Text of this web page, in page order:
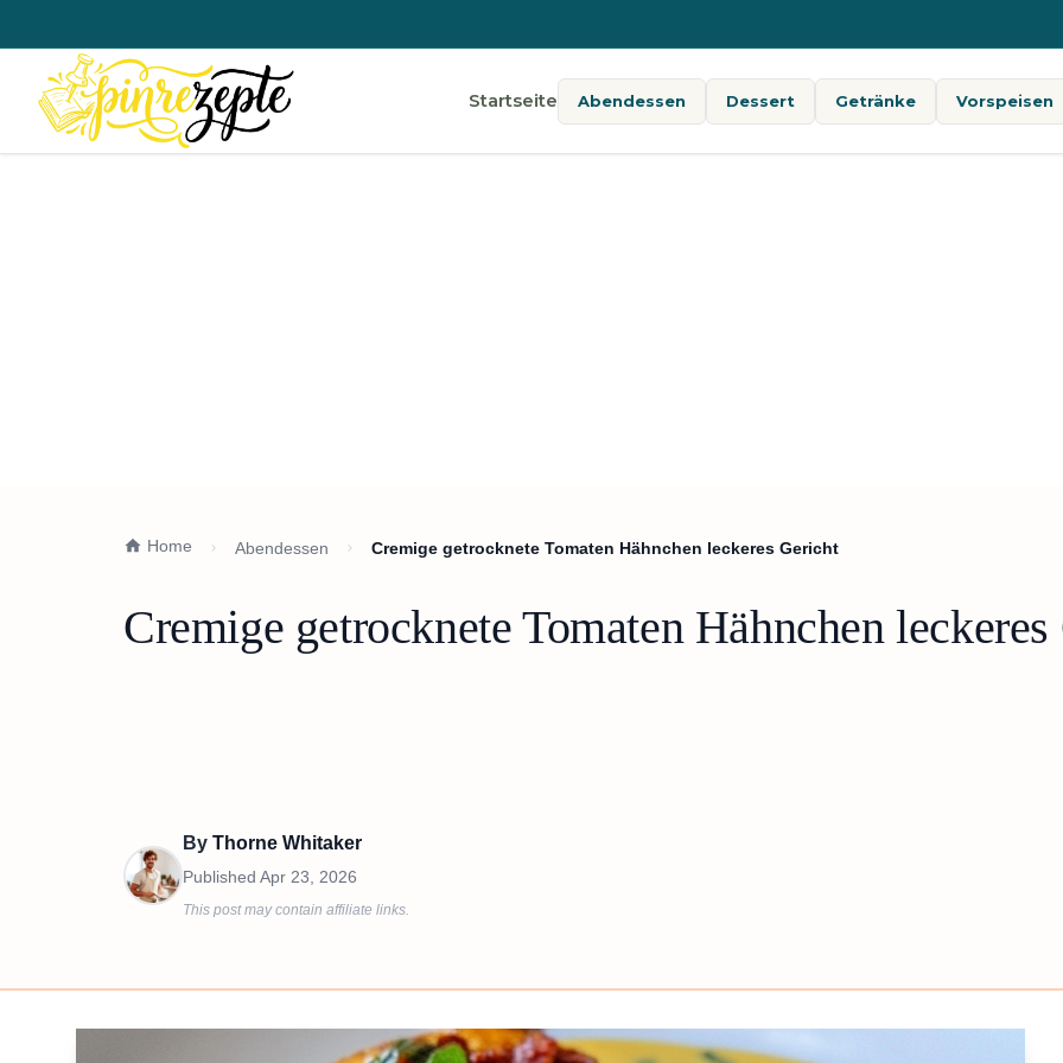
Startseite Abendessen Dessert Getränke Vorspeisen
Home Abendessen Cremige getrocknete Tomaten Hähnchen leckeres Gericht
Cremige getrocknete Tomaten Hähnchen
By Thorne Whitaker
Published Apr 23, 2026
This post may contain affiliate links.